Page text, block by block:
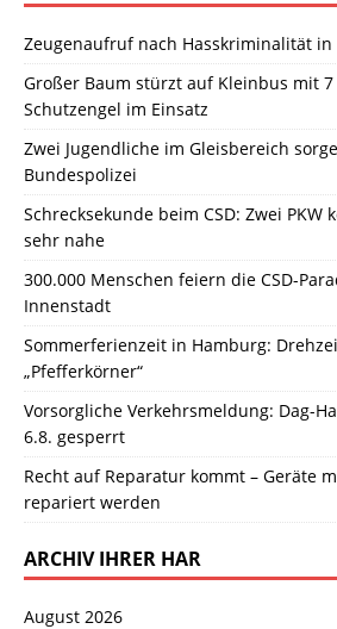
Zeugenaufruf nach Hasskriminalität in
Großer Baum stürzt auf Kleinbus mit 7
Schutzengel im Einsatz
Zwei Jugendliche im Gleisbereich
Bundespolizei
Schrecksekunde beim CSD: Zwei PKW
sehr nahe
300.000 Menschen feiern die CSD-
Innenstadt
Sommerferienzeit in Hamburg:
„Pfefferkörner“
Vorsorgliche Verkehrsmeldung: Dag-
6.8. gesperrt
Recht auf Reparatur kommt – Geräte
repariert werden
ARCHIV IHRER HAR
August 2026